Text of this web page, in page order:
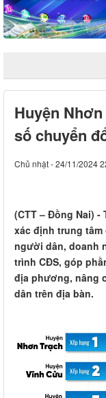
Huyện
số chuyển
Chủ nhật - 24/11/2024
(CTT – Đồng Nai)
xác định trung
người dân, doanh
trình CĐS, góp
địa phương, nâng
dân trên địa bàn.